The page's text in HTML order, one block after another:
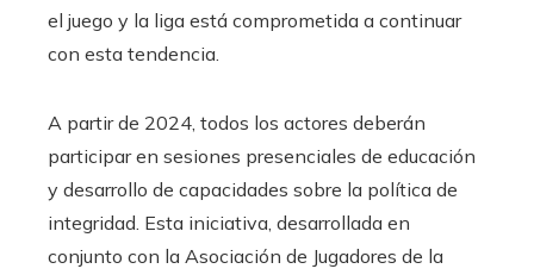
el juego y la liga está comprometida a continuar
con esta tendencia.
A partir de 2024, todos los actores deberán
participar en sesiones presenciales de educación
y desarrollo de capacidades sobre la política de
integridad. Esta iniciativa, desarrollada en
conjunto con la Asociación de Jugadores de la